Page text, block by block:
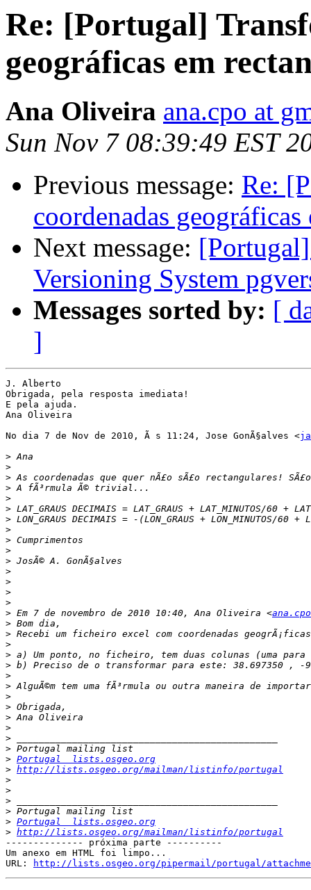
Re: [Portugal]
geográficas em
Ana Oliveira ana.cpo at
Sun Nov 7 08:39:49 EST
Previous message: Re:
coordenadas
Next message:
Versioning System
Messages sorted by: [
]
J. Alberto
Obrigada, pela resposta imediata!
E pela ajuda.
Ana Oliveira
No dia 7 de Nov de 2010, Ã s 11:24, Jose GonÃ§alves <
>
>
>
>
>
>
>
>
>
>
>
>
>
>
>
> Em 7 de novembro de 2010 10:40, Ana Oliveira <
>
>
>
>
>
>
>
>
>
>
>
>
>
> Portugal  lists.osgeo.org
> http://lists.osgeo.org/mailman/listinfo/portugal
>
>
>
>
> Portugal  lists.osgeo.org
> http://lists.osgeo.org/mailman/listinfo/portugal
-------------- próxima parte ----------
Um anexo em HTML foi limpo...
URL:
http://lists.osgeo.org/pipermail/portugal/